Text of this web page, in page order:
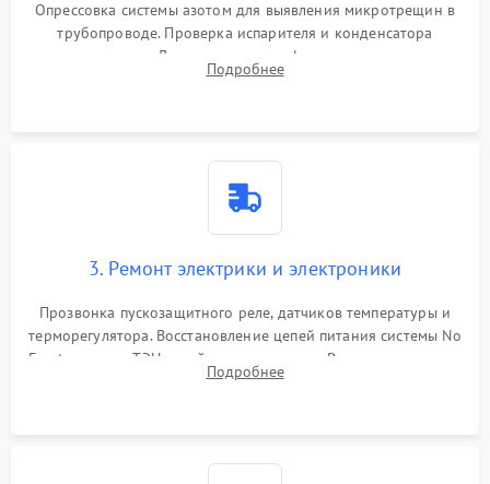
Опрессовка системы азотом для выявления микротрещин в
трубопроводе. Проверка испарителя и конденсатора
течеискателем. Демонтаж старого фильтра-осушителя и
продувка капиллярной трубки для устранения засоров.
Подробнее
3. Ремонт электрики и электроники
Прозвонка пускозащитного реле, датчиков температуры и
терморегулятора. Восстановление цепей питания системы No
Frost, включая ТЭН оттайки и вентилятор. Ремонт или замена
платы управления при сбоях алгоритмов.
Подробнее